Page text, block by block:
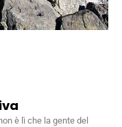
è lì che la gente del